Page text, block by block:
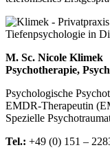
M. Sc. Nicole Klimek
Psychotherapie,
Psychologische
EMDR-Therapeutin
Spezielle
Tel.: +49 (0) 151 –